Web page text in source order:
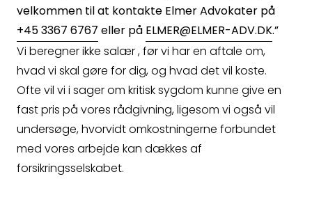
velkommen til at kontakte Elmer Advokater på
+45 3367 6767 eller på ELMER@ELMER-ADV.DK.”
Vi beregner ikke salær , før vi har en aftale om,
hvad vi skal gøre for dig, og hvad det vil koste.
Ofte vil vi i sager om kritisk sygdom kunne give en
fast pris på vores rådgivning, ligesom vi også vil
undersøge, hvorvidt omkostningerne forbundet
med vores arbejde kan dækkes af
forsikringsselskabet.